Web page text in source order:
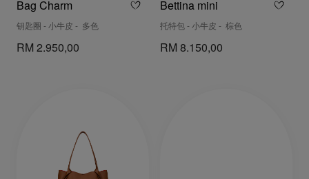
Bag Charm
钥匙圈 - 小牛皮 - 多色
RM 2.950,00
Bettina mini
托特包 - 小牛皮 - 棕色
RM 8.150,00